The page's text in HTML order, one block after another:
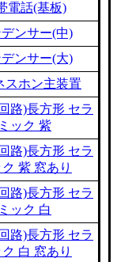
電話(基板)
デンサー(中)
デンサー(大)
スホン主装置
路)長方形 セラ
ミック 紫
路)長方形 セラ
ク 紫 窓あり
路)長方形 セラ
ミック 白
路)長方形 セラ
ク 白 窓あり